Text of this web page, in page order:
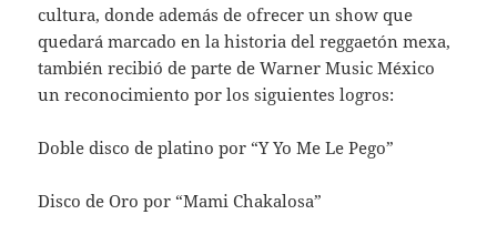
cultura, donde además de ofrecer un show que
quedará marcado en la historia del reggaetón mexa,
también recibió de parte de Warner Music México
un reconocimiento por los siguientes logros:
Doble disco de platino por “Y Yo Me Le Pego”
Disco de Oro por “Mami Chakalosa”